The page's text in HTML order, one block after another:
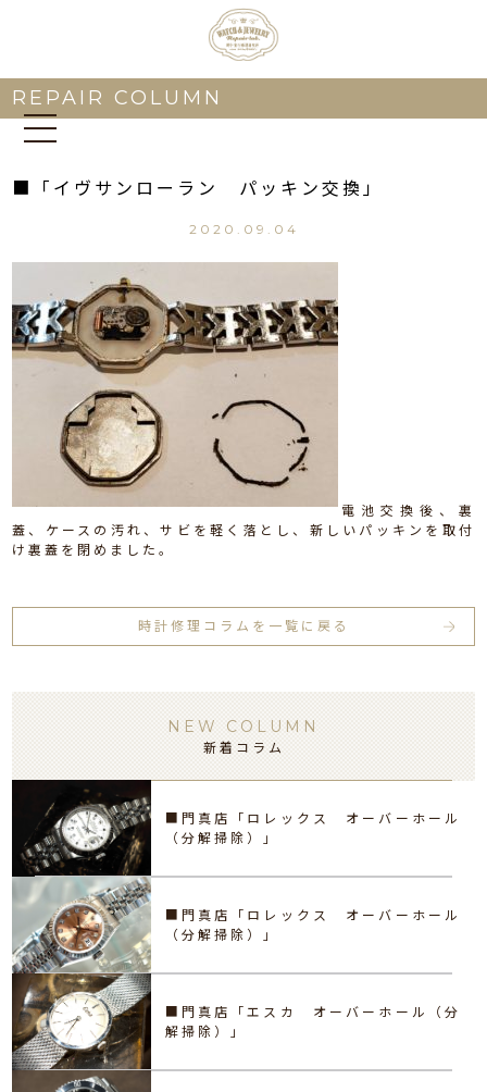
REPAIR COLUMN
■「イヴサンローラン パッキン交換」
2020.09.04
電池交換後、裏
蓋、ケースの汚れ、サビを軽く落とし、新しいパッキンを取付
け裏蓋を閉めました。
時計修理コラムを一覧に戻る
NEW COLUMN
新着コラム
■門真店「ロレックス オーバーホール
（分解掃除）」
■門真店「ロレックス オーバーホール
（分解掃除）」
■門真店「エスカ オーバーホール（分
解掃除）」